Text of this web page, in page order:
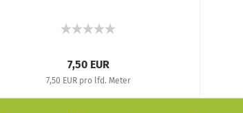
7,50 EUR
7,50 EUR pro lfd. Meter